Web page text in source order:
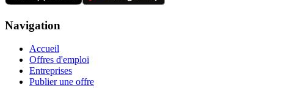
Navigation
Accueil
Offres d'emploi
Entreprises
Publier une offre